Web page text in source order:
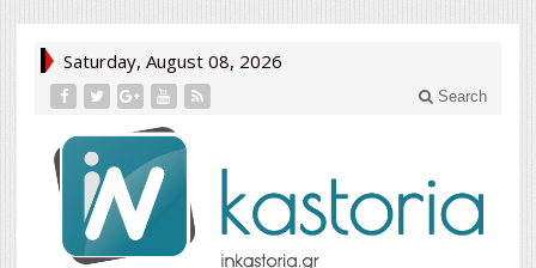
Saturday, August 08, 2026
Search